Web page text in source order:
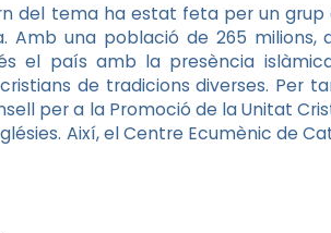
del tema ha estat feta per un
Amb una població de 265 milions,
el país amb la presència
de tradicions diverses. Per
per a la Promoció de la Unitat
Així, el Centre Ecumènic de